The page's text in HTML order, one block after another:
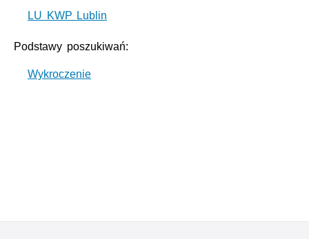
LU KWP Lublin
Podstawy poszukiwań:
Wykroczenie